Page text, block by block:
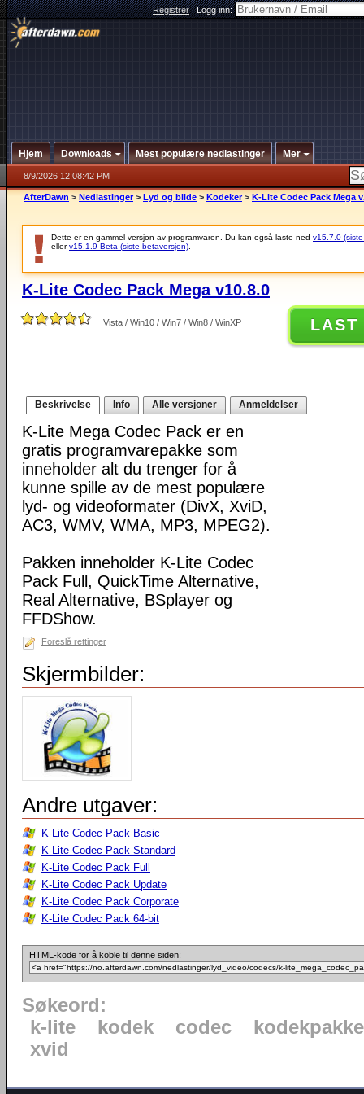
Registrer|Logg inn:
Hjem Downloads Mest populære nedlastinger Mer
8/9/2026 12:08:42 PM
AfterDawn > Nedlastinger > Lyd og bilde > Kodeker > K-Lite Codec Pack Mega
Dette er en gammel versjon av programvaren. Du kan også laste ned v15.7.0
ellerv15.1.9 Beta (siste betaversjon)
K-Lite Codec Pack Mega v10.8.0
Vista / Win10 / Win7 / Win8 / WinXP LAST
Beskrivelse Info Alle versjoner Anmeldelser
K-Lite Mega Codec Pack er en
gratis programvarepakke som
inneholder alt du trenger for å
kunne spille av de mest populære
lyd- og videoformater (DivX, XviD,
AC3, WMV, WMA, MP3, MPEG2).
Pakken inneholder K-Lite Codec
Pack Full, QuickTime Alternative,
Real Alternative, BSplayer og
FFDShow.
Foreslå rettinger
Skjermbilder:
Andre utgaver:
K-Lite Codec Pack Basic
K-Lite Codec Pack Standard
K-Lite Codec Pack Full
K-Lite Codec Pack Update
K-Lite Codec Pack Corporate
K-Lite Codec Pack 64-bit
HTML-kode for å koble til denne siden:
Søkeord:
k-lite
kodek codec
kodekpakke
xvid